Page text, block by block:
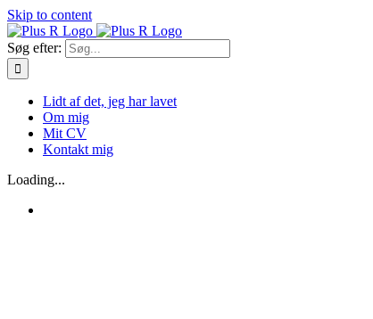
Skip to content
Søg efter:
Lidt af det, jeg har lavet
Om mig
Mit CV
Kontakt mig
Loading...